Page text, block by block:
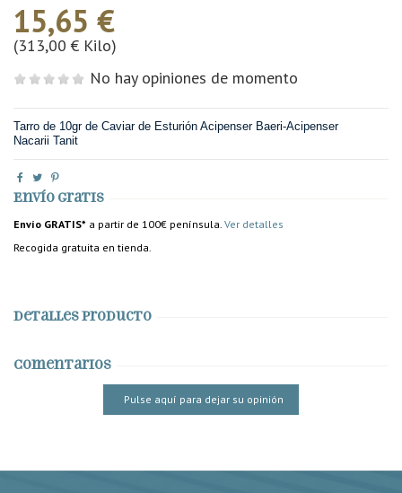
15,65 €
(313,00 € Kilo)
No hay opiniones de momento
Tarro de 10gr de Caviar de Esturión Acipenser Baeri-Acipenser
Nacarii Tanit
Envío gratis
Envío GRATIS* a partir de 100€ península. Ver detalles
Recogida gratuita en tienda.
Detalles producto
Comentarios
Pulse aquí para dejar su opinión